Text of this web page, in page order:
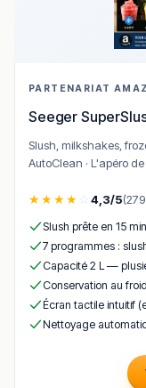
PARTENARIAT
Seeger
Slush, milkshakes, frozen cocktails en 15 min · 7 programmes ·
AutoClean · L'apéro
★★★★ 4,3/5
Slush prête en 15
7 programmes :
Capacité 2 L —
Conservation au
Écran tactile intuitif
Nettoyage